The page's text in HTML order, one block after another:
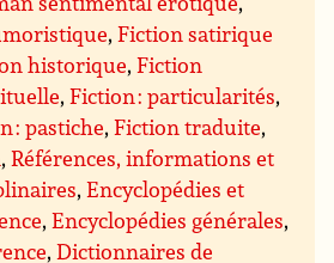
,Fiction satirique
historique,Fiction
,Fiction : particularités,
: pastiche,Fiction traduite,
,Références, informations et
,Encyclopédies et
,Encyclopédies générales,
,Dictionnaires de